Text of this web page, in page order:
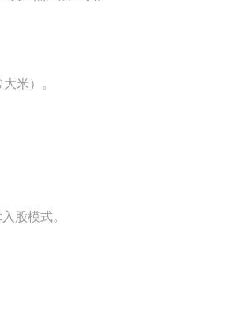
米）。
股模式。